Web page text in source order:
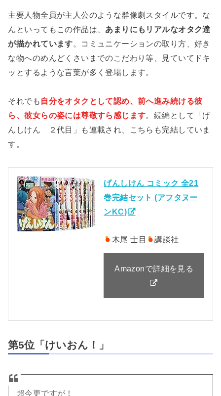
主要人物全員が主人公のような群像劇スタイルです。な
んといってもこの作品は、 あまりにもリアルなオタク達
が描かれています。コミュニケーションの取り方、好き
な物へのめんどくさいまでのこだわり等、見ていてドキ
ッとするような言葉が多く登場します。
それでも 自分をオタクとして認め、前へ進み続ける彼
ら、彼女らの姿には尊敬すら感じます 。続編として「げ
んしけん ２代目」も連載され、こちらも完結していま
す。
げんしけん コミック 全21
巻完結セット (アフタヌー
ンKC)
木尾 士目 講談社
Amazonで詳細を見る
第5位「けいおん！」
超今更ですが！